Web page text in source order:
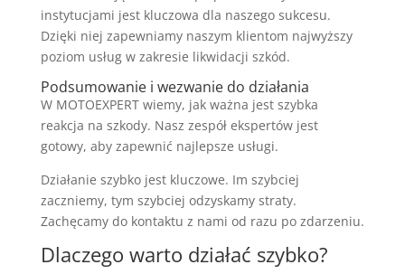
instytucjami jest kluczowa dla naszego sukcesu.
Dzięki niej zapewniamy naszym klientom najwyższy
poziom usług w zakresie likwidacji szkód.
Podsumowanie i wezwanie do działania
W MOTOEXPERT wiemy, jak ważna jest szybka
reakcja na szkody. Nasz zespół ekspertów jest
gotowy, aby zapewnić najlepsze usługi.
Działanie szybko jest kluczowe. Im szybciej
zaczniemy, tym szybciej odzyskamy straty.
Zachęcamy do kontaktu z nami od razu po zdarzeniu.
Dlaczego warto działać szybko?